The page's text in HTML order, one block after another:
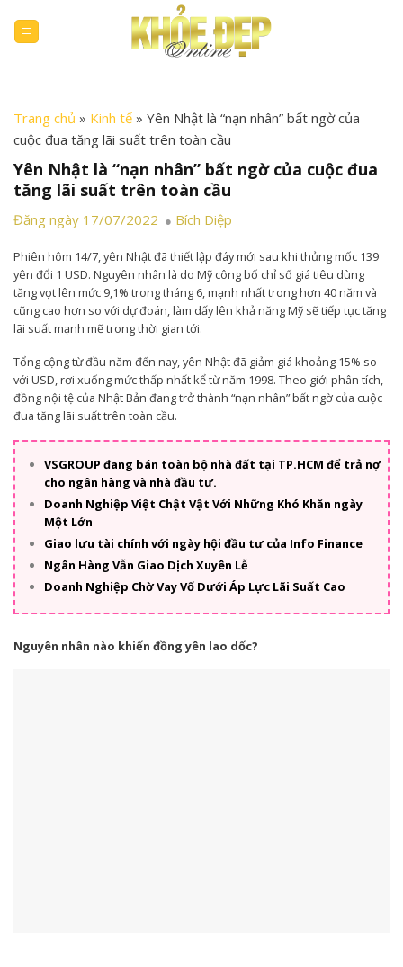
content
Trang chủ » Kinh tế » Yên Nhật là “nạn nhân” bất ngờ của
cuộc đua tăng lãi suất trên toàn cầu
Yên Nhật là “nạn nhân” bất ngờ của cuộc đua
tăng lãi suất trên toàn cầu
Đăng ngày 17/07/2022 Bích Diệp
Phiên hôm 14/7, yên Nhật đã thiết lập đáy mới sau khi thủng mốc 139
yên đổi 1 USD. Nguyên nhân là do Mỹ công bố chỉ số giá tiêu dùng
tăng vọt lên mức 9,1% trong tháng 6, mạnh nhất trong hơn 40 năm và
cũng cao hơn so với dự đoán, làm dấy lên khả năng Mỹ sẽ tiếp tục tăng
lãi suất mạnh mẽ trong thời gian tới.
Tổng cộng từ đầu năm đến nay, yên Nhật đã giảm giá khoảng 15% so
với USD, rơi xuống mức thấp nhất kể từ năm 1998. Theo giới phân tích,
đồng nội tệ của Nhật Bản đang trở thành “nạn nhân” bất ngờ của cuộc
đua tăng lãi suất trên toàn cầu.
VSGROUP đang bán toàn bộ nhà đất tại TP.HCM để trả nợ
cho ngân hàng và nhà đầu tư.
Doanh Nghiệp Việt Chật Vật Với Những Khó Khăn ngày
Một Lớn
Giao lưu tài chính với ngày hội đầu tư của Info Finance
Ngân Hàng Vẫn Giao Dịch Xuyên Lễ
Doanh Nghiệp Chờ Vay Vố Dưới Áp Lực Lãi Suất Cao
Nguyên nhân nào khiến đồng yên lao dốc?